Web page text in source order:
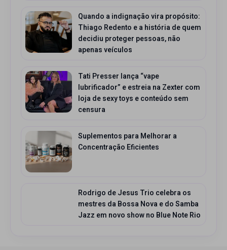
Quando a indignação vira propósito:
Thiago Redento e a história de quem
decidiu proteger pessoas, não
apenas veículos
Tati Presser lança “vape
lubrificador” e estreia na Zexter com
loja de sexy toys e conteúdo sem
censura
Suplementos para Melhorar a
Concentração Eficientes
Rodrigo de Jesus Trio celebra os
mestres da Bossa Nova e do Samba
Jazz em novo show no Blue Note Rio